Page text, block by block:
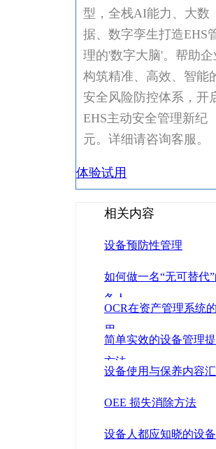
型，全栈AI能力、大数
据、数字孪生打造EHS
理的'数字大脑'。帮助企
构筑精准、高效、智能
安全风险防控体系，开
EHS主动安全管理新纪
元。详细请咨询客服。
体验试用
相关内容
设备预防性管理
如何做一名“无可替代
备人
OCR在资产管理系统
用
简单实效的设备管理
方法
设备使用与保养内容
OEE 损失消除方法
设备人都应知晓的设